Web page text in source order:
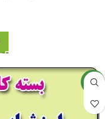
جدید